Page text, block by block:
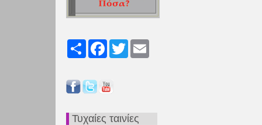
Share FacebookTwitter
Τυχαίες ταινίες